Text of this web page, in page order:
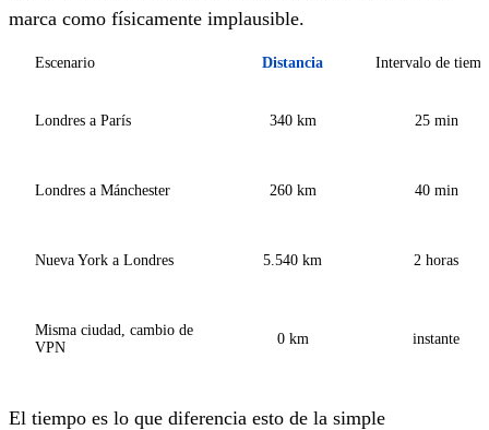
marca como físicamente implausible.
Escenario Distancia Intervalo de
Londres a París 340 km 25 min
Londres a Mánchester 260 km 40 min
Nueva York a Londres 5.540 km 2 horas
Misma ciudad, cambio de
VPN
0 km instante
El tiempo es lo que diferencia esto de la simple